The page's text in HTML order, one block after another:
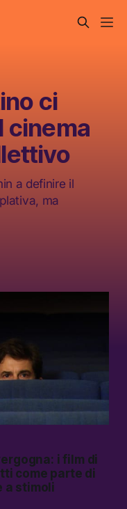
ci
cinema
a definire il
ma
i film di
come parte di
a stimoli